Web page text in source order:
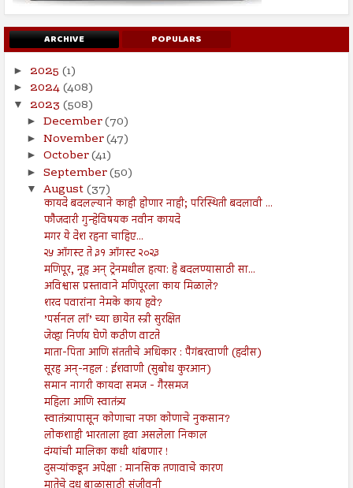
ARCHIVE POPULARS
► 2025 (1)
► 2024(408)
▼ 2023 (508)
► December(70)
► November(47)
► October(41)
► September(50)
▼ August(37)
कायदे बदलल्याने काही होणार नाही; परिस्थिती बदलावी ...
फौजदारी गुन्हेविषयक नवीन कायदे
मगर ये देश रहना चाहिए...
२५ ऑगस्ट ते ३१ ऑगस्ट २०२३
मणिपूर, नूह अन् ट्रेनमधील हत्या: हे बदलण्यासाठी सा...
अविश्वास प्रस्तावाने मणिपूरला काय मिळाले?
शरद पवारांना नेमके काय हवे?
’पर्सनल लॉ’ च्या छायेत स्त्री सुरक्षित
जेव्हा निर्णय घेणे कठीण वाटते
माता-पिता आणि संततीचे अधिकार : पैगंबरवाणी (हदीस)
सूरह अन्-नहल : ईशवाणी (सुबोध कुरआन)
समान नागरी कायदा समज - गैरसमज
महिला आणि स्वातंत्र्य
स्वातंत्र्यापासून कोणाचा नफा कोणाचे नुकसान?
लोकशाही भारताला हवा असलेला निकाल
दंग्यांची मालिका कधी थांबणार !
दुसऱ्यांकडून अपेक्षा : मानसिक तणावाचे कारण